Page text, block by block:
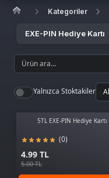
Kategoriler
EXE-PIN Hediye Kartı
Yalnızca Stoktakiler
5TL EXE-PIN Hediye Kartı
(0)
4.99 TL
5.00 TL